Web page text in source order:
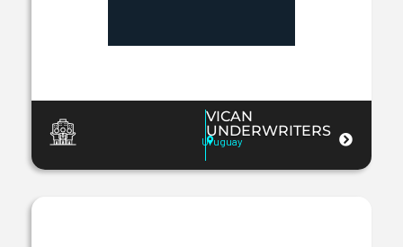
VICAN
UNDERWRITERS
Uruguay